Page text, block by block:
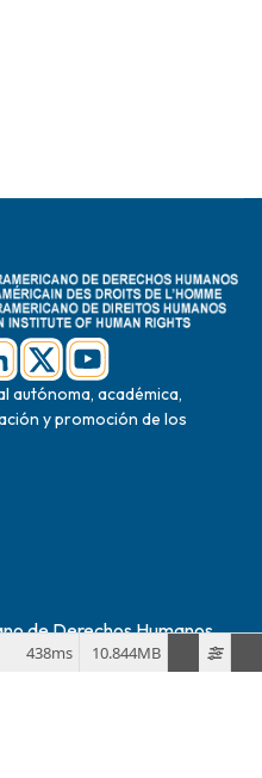
autónoma, académica,
y promoción de los
de Derechos Humanos
10.844MB
438ms